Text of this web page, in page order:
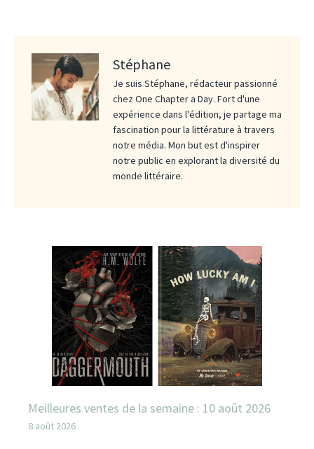
Stéphane
Je suis Stéphane, rédacteur passionné
chez One Chapter a Day. Fort d'une
expérience dans l'édition, je partage ma
fascination pour la littérature à travers
notre média. Mon but est d'inspirer
notre public en explorant la diversité du
monde littéraire.
Meilleures ventes de la semaine : 10 août 2026
8 août 2026